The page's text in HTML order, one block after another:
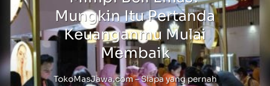
Mungkin Itu Pertanda
Keuanganmu Mulai
Membaik
TokoMasJawa.com – Siapa yang pernah